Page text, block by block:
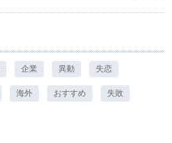
企業 異動 失恋
海外 おすすめ 失敗